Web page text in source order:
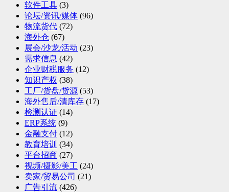
软件工具 (3)
论坛/资讯/媒体 (96)
物流货代 (72)
海外仓 (67)
展会/沙龙/活动 (23)
需求信息 (42)
企业财税服务 (12)
知识产权 (38)
工厂/货盘/货源 (53)
海外售后/清库存 (17)
检测认证 (14)
ERP系统 (9)
金融支付 (12)
教育培训 (34)
平台招商 (27)
视频/摄影/美工 (24)
卖家/贸易公司 (21)
广告引流 (426)